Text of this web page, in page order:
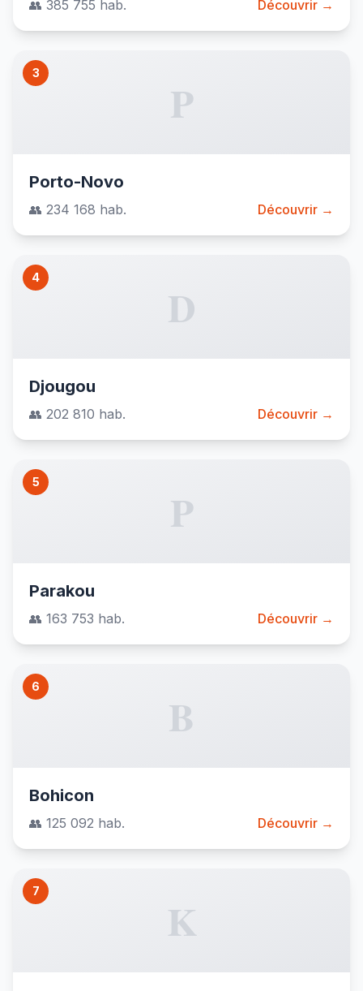
👥 385 755 hab. Découvrir →
3
P
Porto-Novo
👥 234 168 hab. Découvrir →
4
D
Djougou
👥 202 810 hab. Découvrir →
5
P
Parakou
👥 163 753 hab. Découvrir →
6
B
Bohicon
👥 125 092 hab. Découvrir →
7
K